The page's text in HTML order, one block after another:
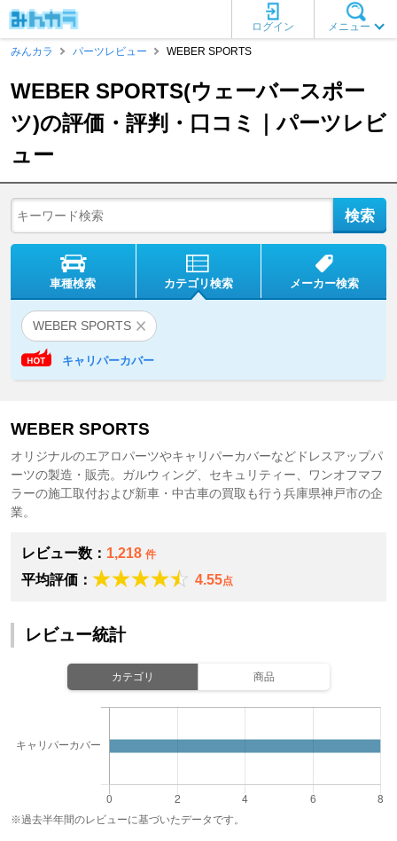
メニュー
ログイン
みんカラ
パーツレビュー WEBER SPORTS
WEBER SPORTS(ウェーバースポー
ツ)の評価・評判・口コミ｜パーツレビ
ュー
車種検索 カテゴリ検索 メーカー検索
WEBER SPORTS
キャリパーカバー
WEBER SPORTS
オリジナルのエアロパーツやキャリパーカバーなどドレスアップパ
ーツの製造・販売。ガルウィング、セキュリティー、ワンオフマフ
ラーの施工取付および新車・中古車の買取も行う兵庫県神戸市の企
業。
レビュー数： 1,218 件
平均評価： 4.55点
レビュー統計
カテゴリ 商品
※過去半年間のレビューに基づいたデータです。